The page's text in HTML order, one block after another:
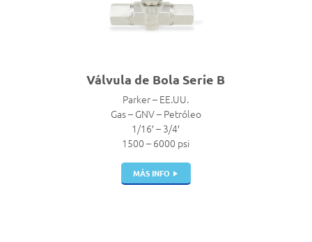
Válvula de Bola Serie B
Parker – EE.UU.
Gas – GNV – Petróleo
1/16′ – 3/4′
1500 – 6000 psi
MÁS INFO